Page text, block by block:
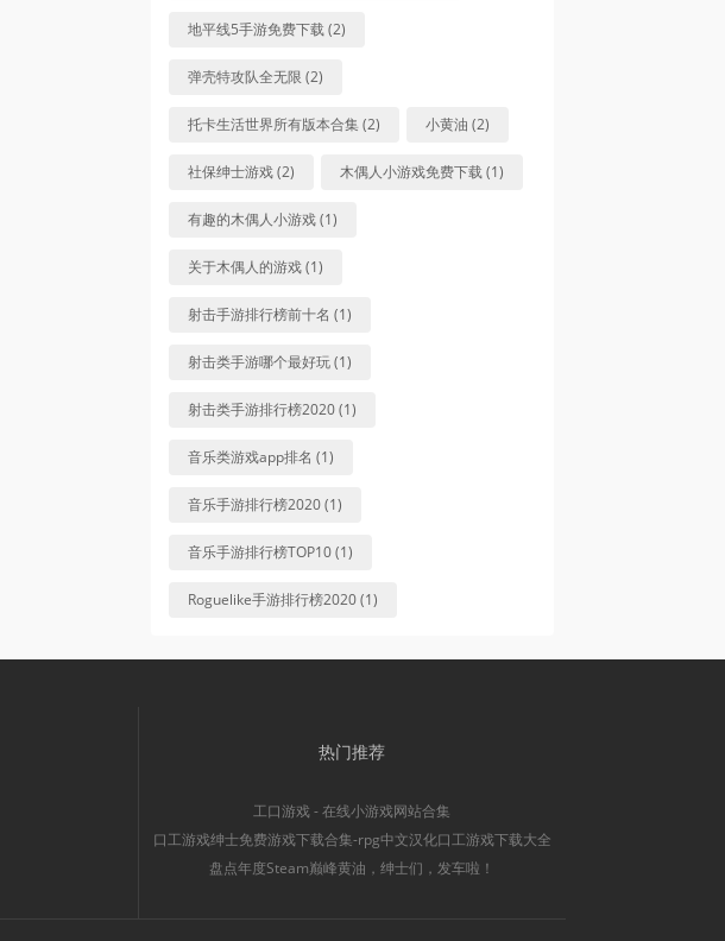
地平线5手游免费下载 (2)
弹壳特攻队全无限 (2)
托卡生活世界所有版本合集 (2) 小黄油 (2)
社保绅士游戏 (2) 木偶人小游戏免费下载 (1)
有趣的木偶人小游戏 (1)
关于木偶人的游戏 (1)
射击手游排行榜前十名 (1)
射击类手游哪个最好玩 (1)
射击类手游排行榜2020 (1)
音乐类游戏app排名 (1)
音乐手游排行榜2020 (1)
音乐手游排行榜TOP10 (1)
Roguelike手游排行榜2020 (1)
热门推荐
工口游戏 - 在线小游戏网站合集
口工游戏绅士免费游戏下载合集-rpg中文汉化口工游戏下载大全
盘点年度Steam巅峰黄油，绅士们，发车啦！